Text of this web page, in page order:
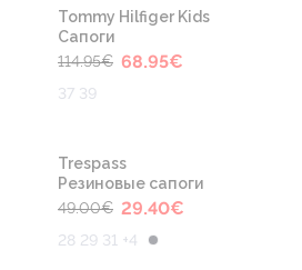
-40%
Tommy Hilfiger Kids
Сапоги
114.95€ 68.95€
37 39
Trespass
Резиновые сапоги
49.00€ 29.40€
28 29 31 +4